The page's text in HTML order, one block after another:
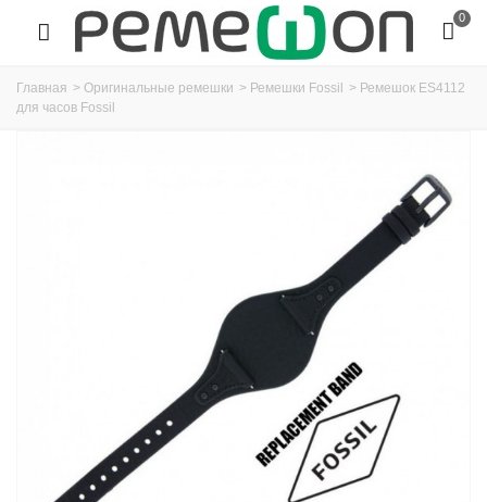
0
Главная > Оригинальные ремешки > Ремешки Fossil > Ремешок ES4112
для часов Fossil